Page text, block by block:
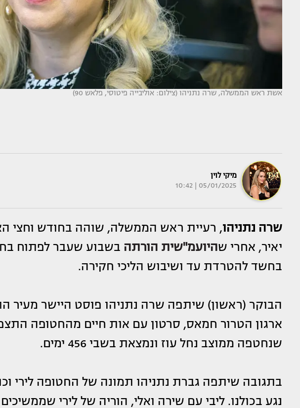
אשת ראש הממשלה, שרה נתניהו (צילום: אוליבייה פיטוסי, פלאש 90)
מיקי לוין
05/01/2025 | 10:42
שרה נתניהו, רעיית ראש הממשלה, שוהה בחודש וחצי
יאיר, אחרי שהיועמ"שית הורתה בשבוע שעבר לפתוח
בחשד להטרדת עד ושיבוש הליכי חקירה.
הבוקר (ראשון) שיתפה שרה נתניהו פוסט היישר מעיר
ארגון הטרור חמאס, סרטון עם אות חיים מהחטופה
שנחטפה ממוצב נחל עוז ונמצאת בשבי 456 ימים.
בתגובה שיתפה גברת נתניהו תמונה של החטופה לירי
נגע בכולנו. ליבי עם שירה ואלי, הוריה של לירי